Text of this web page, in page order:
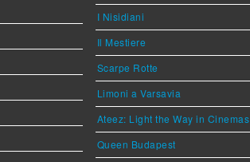
I Nisidiani
Il Mestiere
Scarpe Rotte
Limoni a Varsavia
Ateez: Light the Way in Cinemas
Queen Budapest